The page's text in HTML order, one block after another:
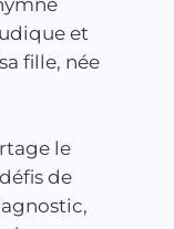
et
fille, née
le
de